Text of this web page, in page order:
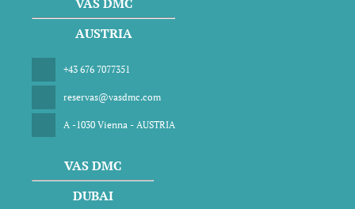
AUSTRIA
+43 676 7077351
reservas@vasdmc.com
A -1030 Vienna - AUSTRIA
VAS DMC
DUBAI